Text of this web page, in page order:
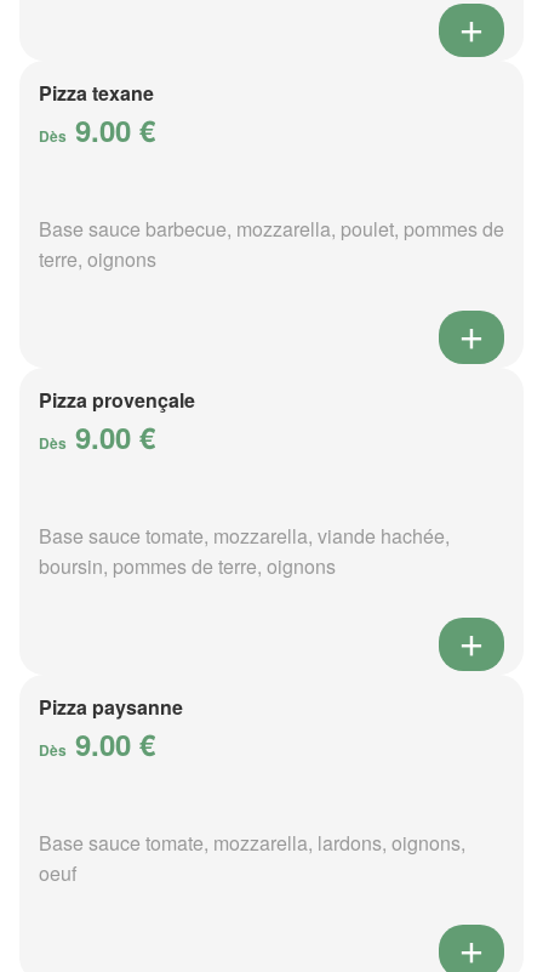
Pizza texane
Dès 9.00 €
Base sauce barbecue, mozzarella, poulet, pommes de
terre, oignons
Pizza provençale
Dès 9.00 €
Base sauce tomate, mozzarella, viande hachée,
boursin, pommes de terre, oignons
Pizza paysanne
Dès 9.00 €
Base sauce tomate, mozzarella, lardons, oignons,
oeuf